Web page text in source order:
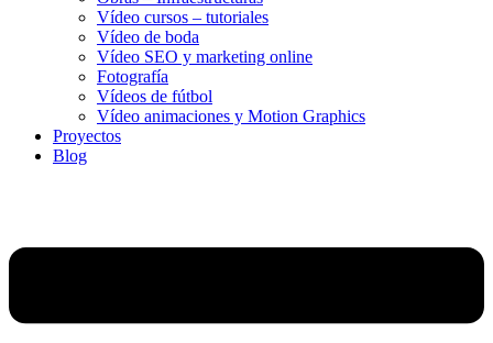
Vídeo cursos – tutoriales
Vídeo de boda
Vídeo SEO y marketing online
Fotografía
Vídeos de fútbol
Vídeo animaciones y Motion Graphics
Proyectos
Blog